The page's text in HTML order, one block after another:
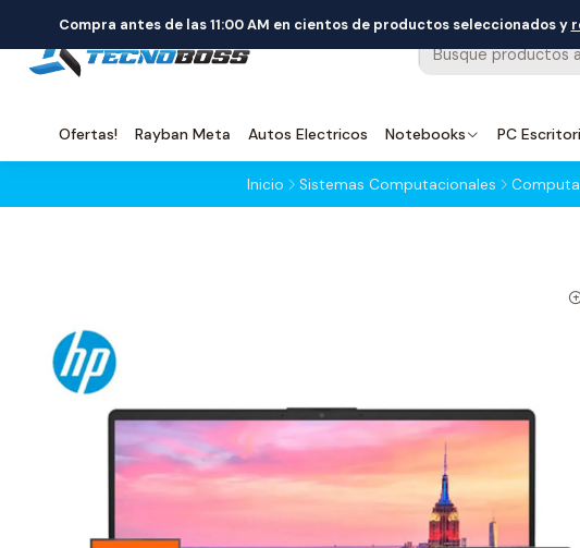
Ofertas! Rayban Meta Autos Electricos Notebooks PC
Compra antes de las 11:00 AM en cientos de productos seleccionados y
Inicio Sistemas Computacionales